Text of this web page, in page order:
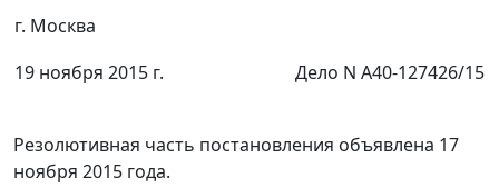
г. Москва
19 ноября 2015 г.
Дело N А40-127426/15
Резолютивная часть постановления объявлена 17
ноября 2015 года.